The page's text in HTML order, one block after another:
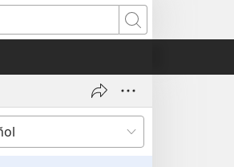
Buscar